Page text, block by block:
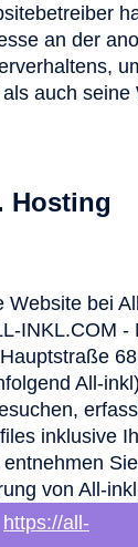
an der
auch seine
Hosting
Website bei
INKL.COM -
All-
inklusive
von All-
https://all-